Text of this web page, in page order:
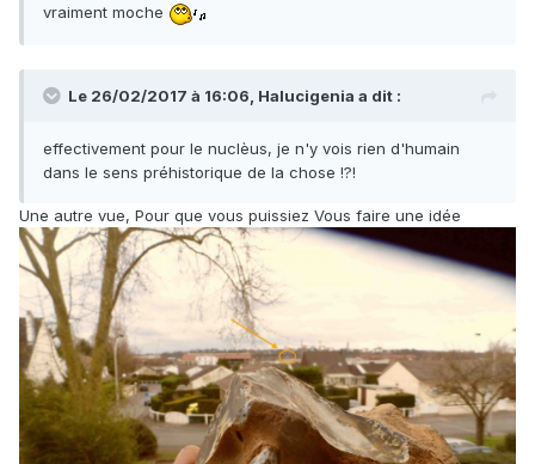
vraiment moche
Le 26/02/2017 à 16:06, Halucigenia a dit :
effectivement pour le nuclèus, je n'y vois rien d'humain
dans le sens préhistorique de la chose !?!
Une autre vue, Pour que vous puissiez Vous faire une idée